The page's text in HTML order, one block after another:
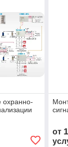
охранно-
от